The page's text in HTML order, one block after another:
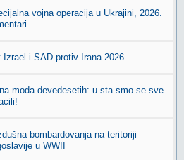
vojna operacija u Ukrajini, 2026.
Izrael i SAD protiv Irana 2026
moda devedesetih: u sta smo se sve
bombardovanja na teritoriji
u WWII